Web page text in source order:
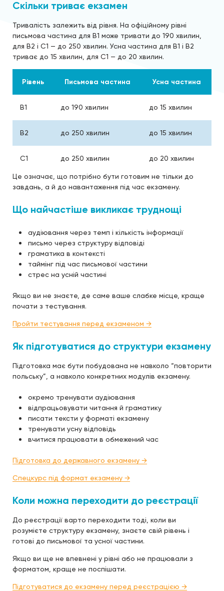
Скільки триває екзамен
Тривалість залежить від рівня. На офіційному рівні
письмова частина для B1 може тривати до 190 хвилин,
для B2 і C1 — до 250 хвилин. Усна частина для B1 і B2
триває до 15 хвилин, для C1 — до 20 хвилин.
Рівень Письмова частина Усна частина
B1 до 190 хвилин до 15 хвилин
B2 до 250 хвилин до 15 хвилин
C1 до 250 хвилин до 20 хвилин
Це означає, що потрібно бути готовим не тільки до
завдань, а й до навантаження під час екзамену.
Що найчастіше викликає труднощі
аудіювання через темп і кількість інформації
письмо через структуру відповіді
граматика в контексті
таймінг під час письмової частини
стрес на усній частині
Якщо ви не знаєте, де саме ваше слабке місце, краще
почати з тестування.
Пройти тестування перед екзаменом →
Як підготуватися до структури екзамену
Підготовка має бути побудована не навколо “повторити
польську”, а навколо конкретних модулів екзамену.
окремо тренувати аудіювання
відпрацьовувати читання й граматику
писати тексти у форматі екзамену
тренувати усну відповідь
вчитися працювати в обмежений час
Підготовка до державного екзамену →
Спецкурс під формат екзамену →
Коли можна переходити до реєстрації
До реєстрації варто переходити тоді, коли ви
розумієте структуру екзамену, знаєте свій рівень і
готові до письмової та усної частини.
Якщо ви ще не впевнені у рівні або не працювали з
форматом, краще не поспішати.
Підготуватися до екзамену перед реєстрацією →